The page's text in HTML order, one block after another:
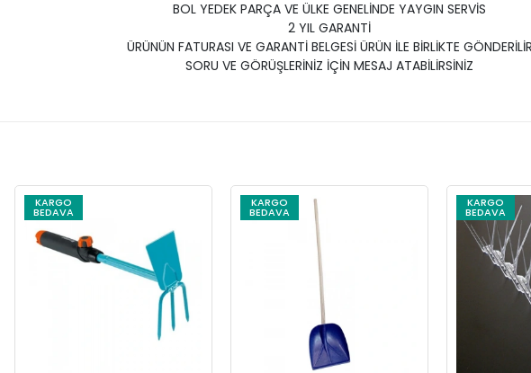
BOL YEDEK PARÇA VE ÜLKE GENELİNDE YAYGIN SERVİS
2 YIL GARANTİ
ÜRÜNÜN FATURASI VE GARANTİ BELGESİ ÜRÜN İLE BİRLİKTE GÖNDERİLİR
SORU VE GÖRÜŞLERİNİZ İÇİN MESAJ ATABİLİRSİNİZ
KARGO
BEDAVA
KARGO
BEDAVA
KARGO
BEDAVA